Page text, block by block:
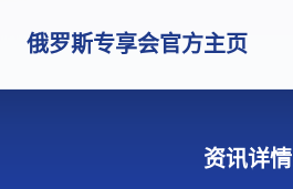
俄罗斯专享会官方主页
资讯详情